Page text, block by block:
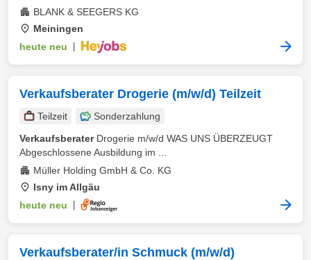
BLANK & SEEGERS KG
Meiningen
heute neu
Verkaufsberater Drogerie (m/w/d) Teilzeit
Teilzeit
Sonderzahlung
VerkaufsberaterDrogerie m/w/d WAS UNS ÜBERZEUGT
Abgeschlossene Ausbildung im ...
Müller Holding GmbH & Co. KG
Isny im Allgäu
heute neu
Verkaufsberater/in Schmuck (m/w/d)